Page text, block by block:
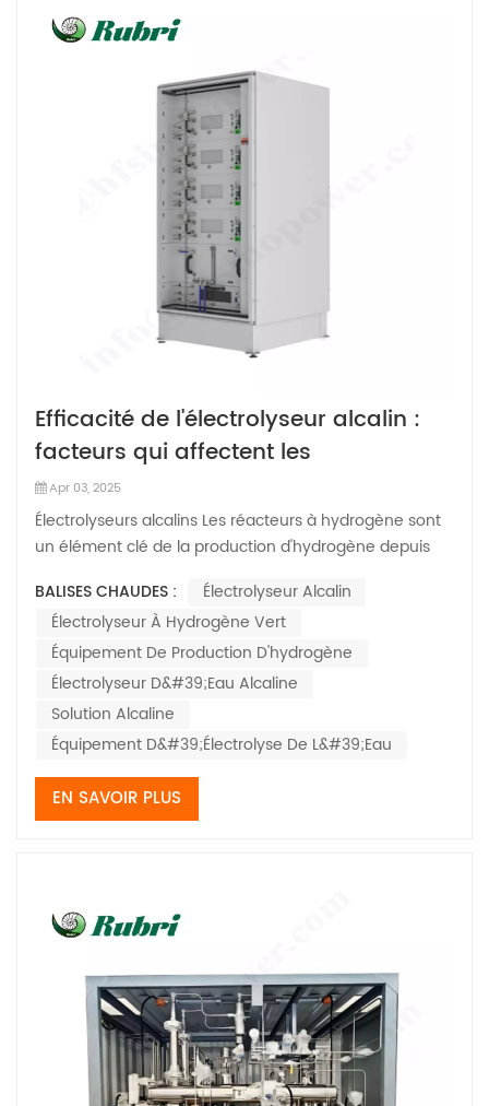
Efficacité de l'électrolyseur alcalin :
facteurs qui affectent les
performances
Apr 03, 2025
Électrolyseurs alcalins Les réacteurs à hydrogène sont
un élément clé de la production d'hydrogène depuis
d'électrolyse de l'eau. Cependant, leur efficacité –
définie comme le rapport entre l'énergie consommée
et l'hydrogène p...
BALISES CHAUDES :
Électrolyseur Alcalin
Électrolyseur À Hydrogène Vert
Équipement De Production D'hydrogène
Électrolyseur D&#39;eau Alcaline
Solution Alcaline
Équipement D&#39;électrolyse De L&#39;eau
EN SAVOIR PLUS